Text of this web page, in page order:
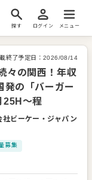
探す ログイン メニュー
終了予定日： 2026/08/14
々の関西！年収
発の「バーガー
25H～程
社ビーケー・ジャパン
募集